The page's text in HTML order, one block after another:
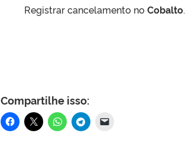
Registrar cancelamento no Cobalto.
Compartilhe isso: